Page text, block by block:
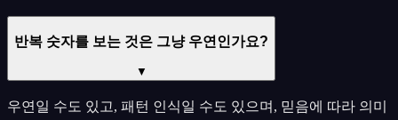
반복 숫자를 보는 것은 그냥 우연인가요?
▼
우연일 수도 있고, 패턴 인식일 수도 있으며, 믿음에 따라 의미